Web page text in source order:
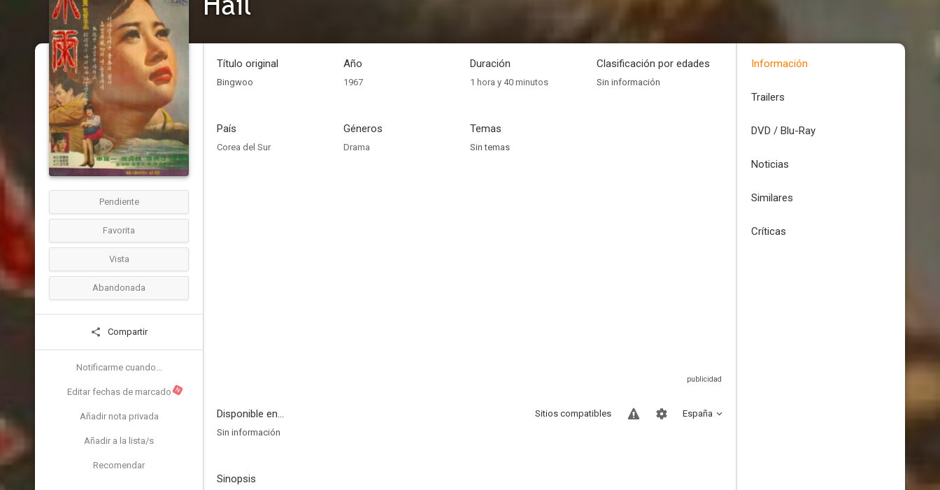
Pendiente
Favorita
Vista
Abandonada
Compartir
Notificarme cuando...
Editar fechas de marcado N
Añadir nota privada
Añadir a la lista/s
Recomendar
Título original
Bingwoo
Año
1967
Duración
1 hora y 40 minutos
Clasificación por edades
Sin información
País
Corea del Sur
Géneros
Drama
Temas
Sin temas
Disponible en... España
Sitios compatibles
Sin información
Sinopsis
Información
Trailers
DVD / Blu-Ray
Noticias
Similares
Críticas